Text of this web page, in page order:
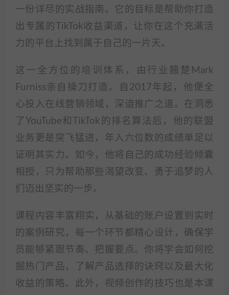
一份详尽的实战指南。它的目标是帮助你打造
出专属的TikTok收益渠道，让你在这个充满活
力的平台上找到属于自己的一片天。
这一全方位的培训体系，由行业翘楚Mark
Furniss亲自操刀打造。自2017年起，他便全
心投入在线营销领域，深谙推广之道。在洞悉
了YouTube和TikTok的排名算法后，他的联盟
业务更是突飞猛进，年入六位数的成绩单足以
证明其实力。如今，他将自己的成功经验倾囊
相授，只为帮助那些渴望改变、勇于追梦的人
们迈出坚实的一步。
课程内容丰富翔实，从基础的账户设置到实时
的案例研究，每一个环节都精心设计，确保学
员能够紧跟节奏、把握要点。你将学会如何挖
掘热门产品，了解产品选择的诀窍以及最大化
收益的策略。此外，视频创作的技巧也是本课